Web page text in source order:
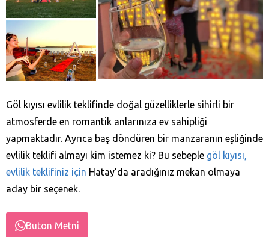
Göl kıyısı evlilik teklifinde doğal güzelliklerle sihirli bir
atmosferde en romantik anlarınıza ev sahipliği
yapmaktadır. Ayrıca baş döndüren bir manzaranın eşliğinde
evlilik teklifi almayı kim istemez ki? Bu sebeple göl kıyısı,
evlilik teklifiniz için Hatay’da aradığınız mekan olmaya
aday bir seçenek.
Buton Metni